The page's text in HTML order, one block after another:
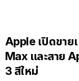
Apple เปิดขาย
Max และสาย
3 สีใหม่